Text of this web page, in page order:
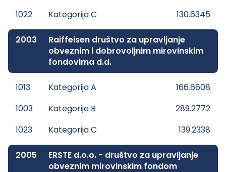
1022
Kategorija C 130.6345
2003
Raiffeisen društvo za upravljanje
obveznim i dobrovoljnim mirovinskim
fondovima d.d.
1013 Kategorija A
166.6608
1003
Kategorija B
289.2772
1023
Kategorija C 139.2338
2005
ERSTE d.o.o. - društvo za upravljanje
obveznim mirovinskim fondom